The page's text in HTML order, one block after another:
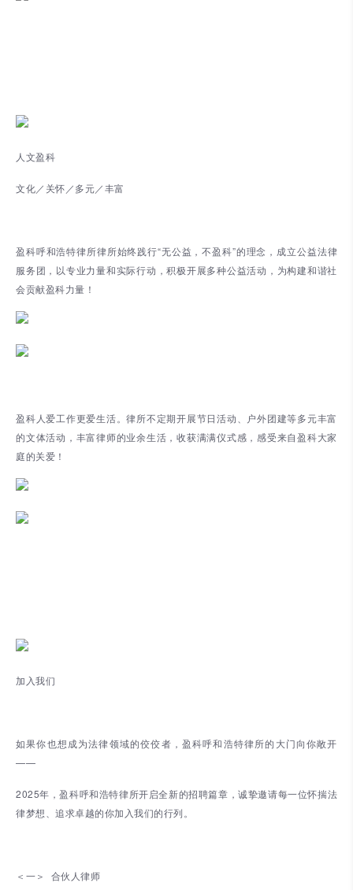
人文盈科
文化／关怀／多元／丰富
盈科呼和浩特律所律所始终践行“无公益，不盈科”的理念，成立公益法律
服务团，以专业力量和实际行动，积极开展多种公益活动，为构建和谐社
会贡献盈科力量！
盈科人爱工作更爱生活。律所不定期开展节日活动、户外团建等多元丰富
的文体活动，丰富律师的业余生活，收获满满仪式感，感受来自盈科大家
庭的关爱！
加入我们
如果你也想成为法律领域的佼佼者，盈科呼和浩特律所的大门向你敞开
——
2025年，盈科呼和浩特律所开启全新的招聘篇章，诚挚邀请每一位怀揣法
律梦想、追求卓越的你加入我们的行列。
＜一＞ 合伙人律师